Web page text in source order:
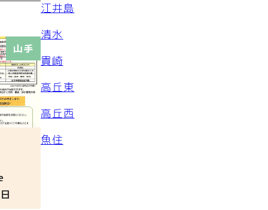
山手
江井島
清水
貴崎
高丘東
高丘西
魚住